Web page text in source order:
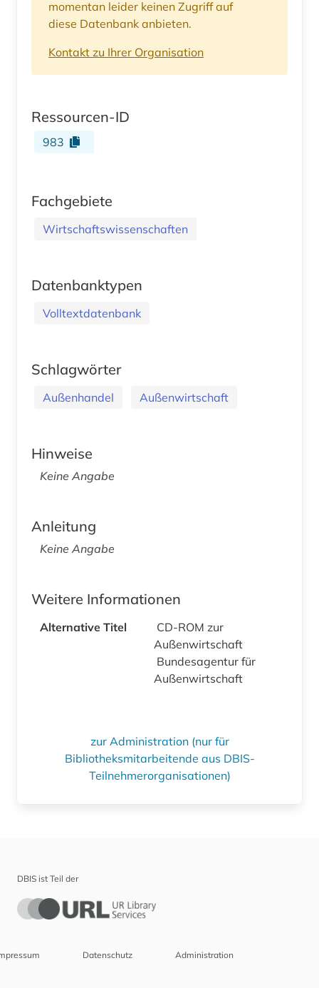
momentan leider keinen Zugriff auf
diese Datenbank anbieten.
Kontakt zu Ihrer Organisation
Ressourcen-ID
983
Fachgebiete
Wirtschaftswissenschaften
Datenbanktypen
Volltextdatenbank
Schlagwörter
Außenhandel Außenwirtschaft
Hinweise
Keine Angabe
Anleitung
Keine Angabe
Weitere Informationen
Alternative Titel
CD-ROM zur
Außenwirtschaft
Bundesagentur für
Außenwirtschaft
zur Administration (nur für
Bibliotheksmitarbeitende aus DBIS-
Teilnehmerorganisationen)
DBIS ist Teil der
Datenschutz Administration